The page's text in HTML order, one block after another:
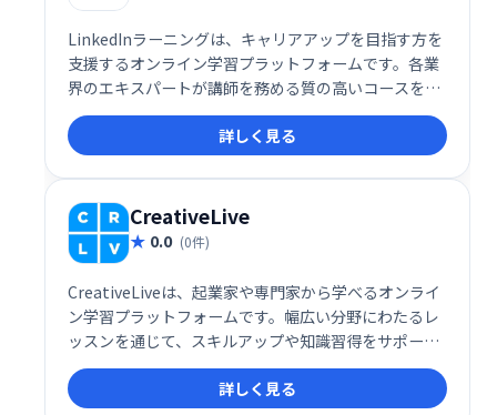
LinkedInラーニングは、キャリアアップを目指す方を
支援するオンライン学習プラットフォームです。各業
界のエキスパートが講師を務める質の高いコースを提
供し、スキルアップとキャリア開発をサポートしま
す。目標達成に役立つ幅広いコースの中から、ご自身
のニーズに合った学習プランを選んでいただけます。
詳しく見る
CreativeLive
0.0 (0件)
CreativeLiveは、起業家や専門家から学べるオンライ
ン学習プラットフォームです。幅広い分野にわたるレ
ッスンを通じて、スキルアップや知識習得をサポート
します。
詳しく見る